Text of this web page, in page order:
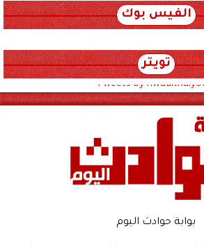
الفيس بوك
تويتر
Tweets by
بوابة حوادث اليوم